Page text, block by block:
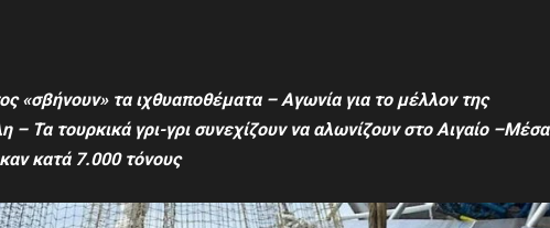
«σβήνουν» τα ιχθυαποθέματα –Αγωνία για το μέλλον της
– Τα τουρκικά γρι-γρι συνεχίζουν να αλωνίζουν στο Αιγαίο –Μέσα
κατά 7.000 τόνους